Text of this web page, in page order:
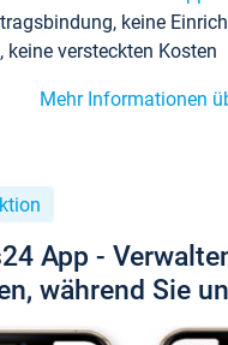
keine
keine versteckten Kosten
Mehr Informationen
App -
während Sie